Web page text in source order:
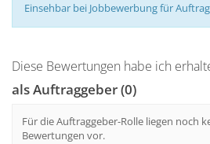
Einsehbar bei Jobbewerbung für
Diese Bewertungen habe ich
als Auftraggeber (0)
Für die Auftraggeber-Rolle liegen noch
Bewertungen vor.